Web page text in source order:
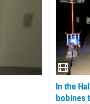
In the
bobines